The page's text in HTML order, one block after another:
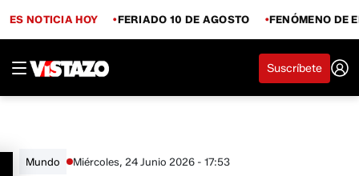
ES NOTICIA HOY FERIADO 10 DE AGOSTO FENÓMENO DE
Suscríbete
Mundo Miércoles, 24 Junio 2026 - 17:53